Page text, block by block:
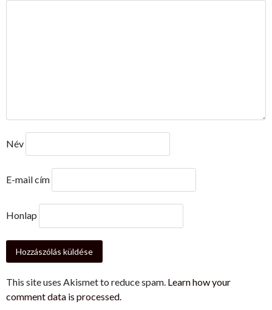
Név
E-mail cím
Honlap
This site uses Akismet to reduce spam. Learn how your
comment data is processed.